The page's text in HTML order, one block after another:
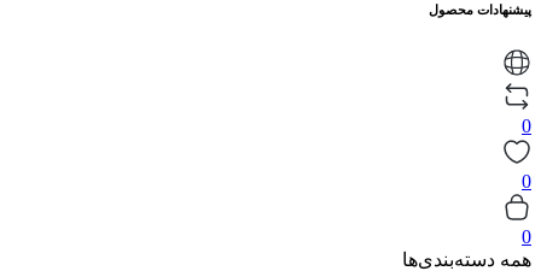
پیشنهادات محصول
0
0
0
همه دسته‌بندی‌ها